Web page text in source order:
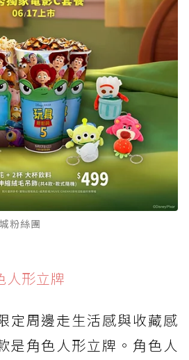
粉絲團
人形立牌
定周邊走生活感與收藏感
是角色人形立牌。角色人